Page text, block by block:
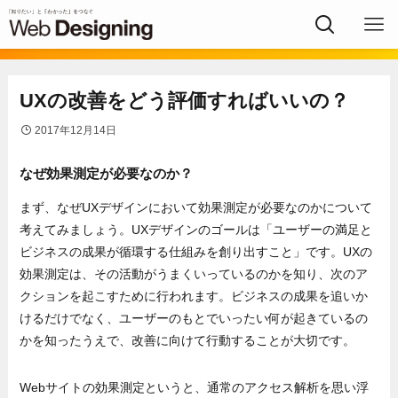
UXの改善をどう評価すればいいの？
2017年12月14日
なぜ効果測定が必要なのか？
まず、なぜUXデザインにおいて効果測定が必要なのかについて
考えてみましょう。UXデザインのゴールは「ユーザーの満足と
ビジネスの成果が循環する仕組みを創り出すこと」です。UXの
効果測定は、その活動がうまくいっているのかを知り、次のア
クションを起こすために行われます。ビジネスの成果を追いか
けるだけでなく、ユーザーのもとでいったい何が起きているの
かを知ったうえで、改善に向けて行動することが大切です。
Webサイトの効果測定というと、通常のアクセス解析を思い浮